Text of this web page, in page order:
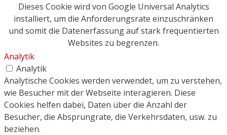
Dieses Cookie wird von Google Universal Analytics
installiert, um die Anforderungsrate einzuschränken
und somit die Datenerfassung auf stark frequentierten
Websites zu begrenzen.
Analytik
Analytik
Analytische Cookies werden verwendet, um zu verstehen,
wie Besucher mit der Webseite interagieren. Diese
Cookies helfen dabei, Daten über die Anzahl der
Besucher, die Absprungrate, die Verkehrsdaten, usw. zu
beziehen.